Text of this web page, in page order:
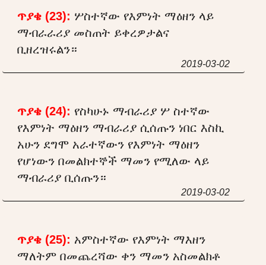
ጥያቄ (23): ሦስተኛው የእምነት ማዕዘን ላይ
ማብራራሪያ መስጠት ይቀረዎታልና
ቢዘረዝሩልን።
2019-03-02
ጥያቄ (24): የስካሁኑ ማብራሪያ ሦ ስተኛው
የእምነት ማዕዘን ማብራሪያ ሲሰጡን ነበር እስኪ
አሁን ደግሞ አራተኛውን የእምነት ማዕዘን
የሆነውን በመልክተኞች ማመን የሚለው ላይ
ማብራሪያ ቢሰጡን።
2019-03-02
ጥያቄ (25): አምስተኛው የእምነት ማእዘን
ማለትም በመጨረሻው ቀን ማመን አስመልክቶ